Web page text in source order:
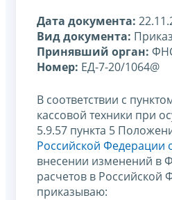
Дата документа:
Вид документа: Приказ
Принявший орган:
Номер: ЕД-7-20/1064@
В соответствии с
кассовой техники при
5.9.57 пункта 5
Российской Федерации
внесении изменений в
расчетов в Российской
приказываю: